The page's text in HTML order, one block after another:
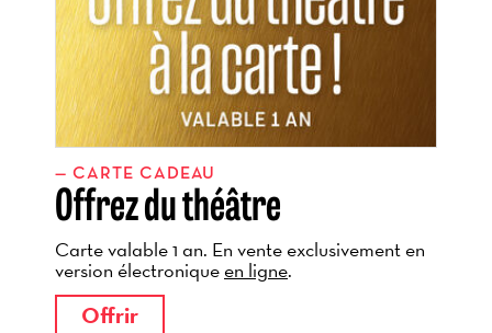
CARTE CADEAU
Offrez du théâtre
Carte valable 1 an. En vente exclusivement en
version électroniqueen ligne.
Offrir